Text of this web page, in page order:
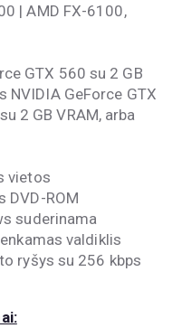
| AMD FX-6100,
GTX 560 su 2 GB
NVIDIA GeForce GTX
2 GB VRAM, arba
vietos
DVD-ROM
suderinama
valdiklis
ryšys su 256 kbps